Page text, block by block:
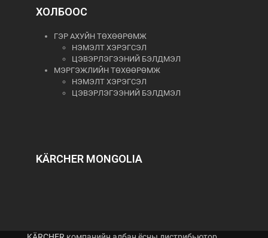
ХОЛБООС
ГЭР АХУЙН ТӨХӨӨРӨМЖ
НЭМЭЛТ ХЭРЭГСЭЛ
ЦЭВЭРЛЭГЭЭНИЙ БЭЛДМЭЛ
МЭРГЭЖЛИЙН ТӨХӨӨРӨМЖ
НЭМЭЛТ ХЭРЭГСЭЛ
ЦЭВЭРЛЭГЭЭНИЙ БЭЛДМЭЛ
KÄRCHER MONGOLIA